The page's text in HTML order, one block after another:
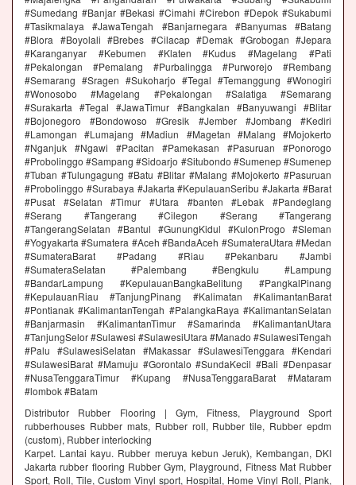
#Sumedang #Banjar #Bekasi #Cimahi #Cirebon #Depok #Sukabumi
#Tasikmalaya #JawaTengah #Banjarnegara #Banyumas #Batang
#Blora #Boyolali #Brebes #Cilacap #Demak #Grobogan #Jepara
#Karanganyar #Kebumen #Klaten #Kudus #Magelang #Pati
#Pekalongan #Pemalang #Purbalingga #Purworejo #Rembang
#Semarang #Sragen #Sukoharjo #Tegal #Temanggung #Wonogiri
#Wonosobo #Magelang #Pekalongan #Salatiga #Semarang
#Surakarta #Tegal #JawaTimur #Bangkalan #Banyuwangi #Blitar
#Bojonegoro #Bondowoso #Gresik #Jember #Jombang #Kediri
#Lamongan #Lumajang #Madiun #Magetan #Malang #Mojokerto
#Nganjuk #Ngawi #Pacitan #Pamekasan #Pasuruan #Ponorogo
#Probolinggo #Sampang #Sidoarjo #Situbondo #Sumenep #Sumenep
#Tuban #Tulungagung #Batu #Blitar #Malang #Mojokerto #Pasuruan
#Probolinggo #Surabaya #Jakarta #KepulauanSeribu #Jakarta #Barat
#Pusat #Selatan #Timur #Utara #banten #Lebak #Pandeglang
#Serang #Tangerang #Cilegon #Serang #Tangerang
#TangerangSelatan #Bantul #GunungKidul #KulonProgo #Sleman
#Yogyakarta #Sumatera #Aceh #BandaAceh #SumateraUtara #Medan
#SumateraBarat #Padang #Riau #Pekanbaru #Jambi
#SumateraSelatan #Palembang #Bengkulu #Lampung
#BandarLampung #KepulauanBangkaBelitung #PangkalPinang
#KepulauanRiau #TanjungPinang #Kalimatan #KalimantanBarat
#Pontianak #KalimantanTengah #PalangkaRaya #KalimantanSelatan
#Banjarmasin #KalimantanTimur #Samarinda #KalimantanUtara
#TanjungSelor #Sulawesi #SulawesiUtara #Manado #SulawesiTengah
#Palu #SulawesiSelatan #Makassar #SulawesiTenggara #Kendari
#SulawesiBarat #Mamuju #Gorontalo #SundaKecil #Bali #Denpasar
#NusaTenggaraTimur #Kupang #NusaTenggaraBarat #Mataram
#lombok #Batam
Distributor Rubber Flooring | Gym, Fitness, Playground Sport
rubberhouses Rubber mats, Rubber roll, Rubber tile, Rubber epdm
(custom), Rubber interlocking
Karpet. Lantai kayu. Rubber meruya kebun Jeruk), Kembangan, DKI
Jakarta rubber flooring Rubber Gym, Playground, Fitness Mat Rubber
Sport, Roll, Tile, Custom Vinyl sport, Hospital, Home Vinyl Roll, Plank,